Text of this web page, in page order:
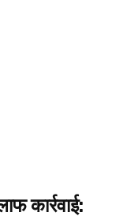
कार्रवाई: